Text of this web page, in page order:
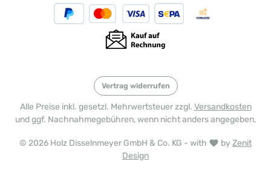
Vertrag widerrufen
© 2026 Holz Disselnmeyer GmbH & Co. KG - with by Zenit
Design
Alle Preise inkl. gesetzl. Mehrwertsteuer zzgl. Versandkosten
und ggf. Nachnahmegebühren, wenn nicht anders angegeben.